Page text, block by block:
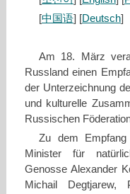
[中国语] [Deutsch]
Am 18. März
Russland einen
der Unterzeichnung
und kulturelle
Russischen
Zu dem
Minister für
Genosse Alexander
Michail Degtjarew,